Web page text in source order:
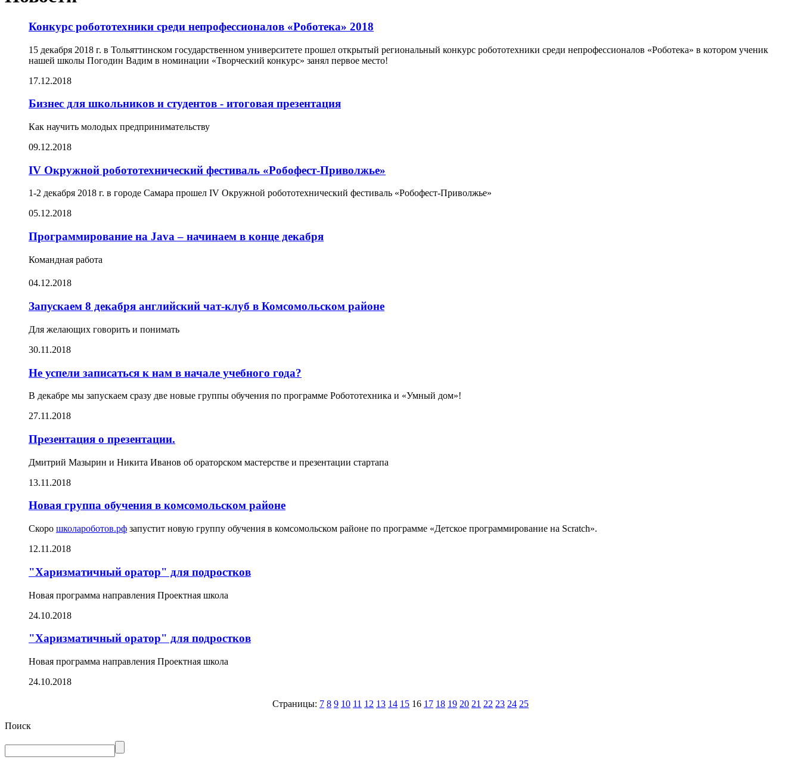
Конкурс робототехники среди непрофессионалов «Роботека» 2018
15 декабря 2018 г. в Тольяттинском государственном университете прошел открытый региональный конкурс робототехники среди непрофессионалов «Роботека» в котором ученик
нашей школы Погодин Вадим в номинации «Творческий конкурс» занял первое место!
17.12.2018
Бизнес для школьников и студентов - итоговая презентация
Как научить молодых предпринимательству
09.12.2018
IV Окружной робототехнический фестиваль «Робофест-Приволжье»
1-2 декабря 2018 г. в городе Самара прошел IV Окружной робототехнический фестиваль «Робофест-Приволжье»
05.12.2018
Программирование на Java – начинаем в конце декабря
Командная работа
04.12.2018
Запускаем 8 декабря английский чат-клуб в Комсомольском районе
Для желающих говорить и понимать
30.11.2018
Не успели записаться к нам в начале учебного года?
В декабре мы запускаем сразу две новые группы обучения по программе Робототехника и «Умный дом»!
27.11.2018
Презентация о презентации.
Дмитрий Мазырин и Никита Иванов об ораторском мастерстве и презентации стартапа
13.11.2018
Новая группа обучения в комсомольском районе
Скоро школароботов.рф запустит новую группу обучения в комсомольском районе по программе «Детское программирование на Scratch».
12.11.2018
"Харизматичный оратор" для подростков
Новая программа направления Проектная школа
24.10.2018
"Харизматичный оратор" для подростков
Новая программа направления Проектная школа
24.10.2018
Страницы: 7 8 9 10 11 12 13 14 15 16 17 18 19 20 21 22 23 24 25
Поиск